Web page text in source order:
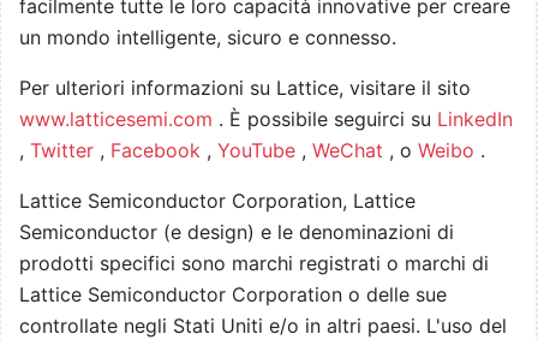
facilmente tutte le loro capacità innovative per creare
un mondo intelligente, sicuro e connesso.
Per ulteriori informazioni su Lattice, visitare il sito
www.latticesemi.com . È possibile seguirci su LinkedIn
, Twitter , Facebook , YouTube , WeChat , o Weibo .
Lattice Semiconductor Corporation, Lattice
Semiconductor (e design) e le denominazioni di
prodotti specifici sono marchi registrati o marchi di
Lattice Semiconductor Corporation o delle sue
controllate negli Stati Uniti e/o in altri paesi. L'uso del